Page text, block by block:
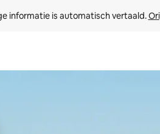
informatie is automatisch vertaald.